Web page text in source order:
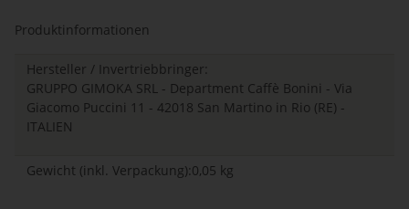
Produktinformationen
Hersteller / Invertriebbringer:
GRUPPO GIMOKA SRL - Department Caffè Bonini - Via
Giacomo Puccini 11 - 42018 San Martino in Rio (RE) -
ITALIEN
Gewicht (inkl. Verpackung):0,05 kg